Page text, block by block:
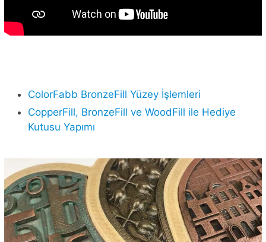
ColorFabb BronzeFill Yüzey İşlemleri
CopperFill, BronzeFill ve WoodFill ile Hediye
Kutusu Yapımı